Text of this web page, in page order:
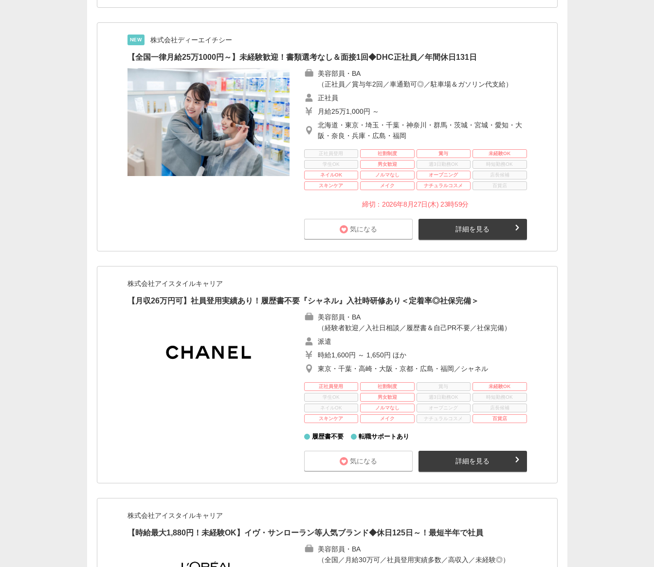
NEW 株式会社ディーエイチシー
【全国一律月給25万1000円～】未経験歓迎！書類選考なし＆面接1回◆DHC正社員／年間休日131日
美容部員・BA
（正社員／賞与年2回／車通勤可◎／駐車場＆ガソリン代支給）
正社員
月給25万1,000円 ～
北海道・東京・埼玉・千葉・神奈川・群馬・茨城・宮城・愛知・大
阪・奈良・兵庫・広島・福岡
正社員登用 社割制度 賞与
未経験OK
学生OK
男女歓迎 週3日勤務OK
時短勤務OK
ネイルOK
ノルマなし オープニング
店長候補
スキンケア
メイク ナチュラルコスメ 百貨店
締切：2026年8月27日(木) 23時59分
気になる 詳細を見る
株式会社アイスタイルキャリア
【月収26万円可】社員登用実績あり！履歴書不要『シャネル』入社時研修あり＜定着率◎社保完備＞
美容部員・BA
（経験者歓迎／入社日相談／履歴書＆自己PR不要／社保完備）
派遣
時給1,600円 ～ 1,650円 ほか
東京・千葉・高崎・大阪・京都・広島・福岡／シャネル
正社員登用 社割制度 賞与
未経験OK
学生OK
男女歓迎 週3日勤務OK
時短勤務OK
ネイルOK
ノルマなし オープニング
店長候補
スキンケア
メイク ナチュラルコスメ 百貨店
履歴書不要 転職サポートあり
気になる 詳細を見る
株式会社アイスタイルキャリア
【時給最大1,880円！未経験OK】イヴ・サンローラン等人気ブランド◆休日125日～！最短半年で社員
美容部員・BA
（全国／月給30万可／社員登用実績多数／高収入／未経験◎）